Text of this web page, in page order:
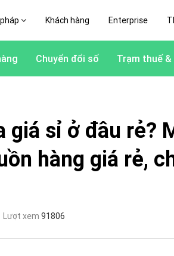
Khách hàng Enterprise
Chuyển đổi số Trạm thuế
giá sỉ ở đâu rẻ?
hàng giá rẻ,
Lượt xem 91806